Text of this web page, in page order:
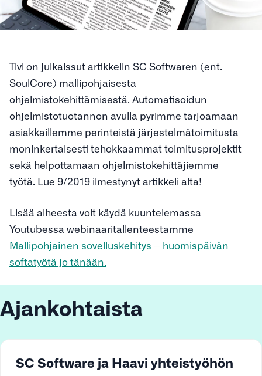
Tivi on julkaissut artikkelin SC Softwaren (ent.
SoulCore) mallipohjaisesta
ohjelmistokehittämisestä. Automatisoidun
ohjelmistotuotannon avulla pyrimme tarjoamaan
asiakkaillemme perinteistä järjestelmätoimitusta
moninkertaisesti tehokkaammat toimitusprojektit
sekä helpottamaan ohjelmistokehittäjiemme
työtä. Lue 9/2019 ilmestynyt artikkeli alta!
Lisää aiheesta voit käydä kuuntelemassa
Youtubessa webinaaritallenteestamme
Mallipohjainen sovelluskehitys – huomispäivän
softatyötä jo tänään.
Ajankohtaista
SC Software ja Haavi yhteistyöhön